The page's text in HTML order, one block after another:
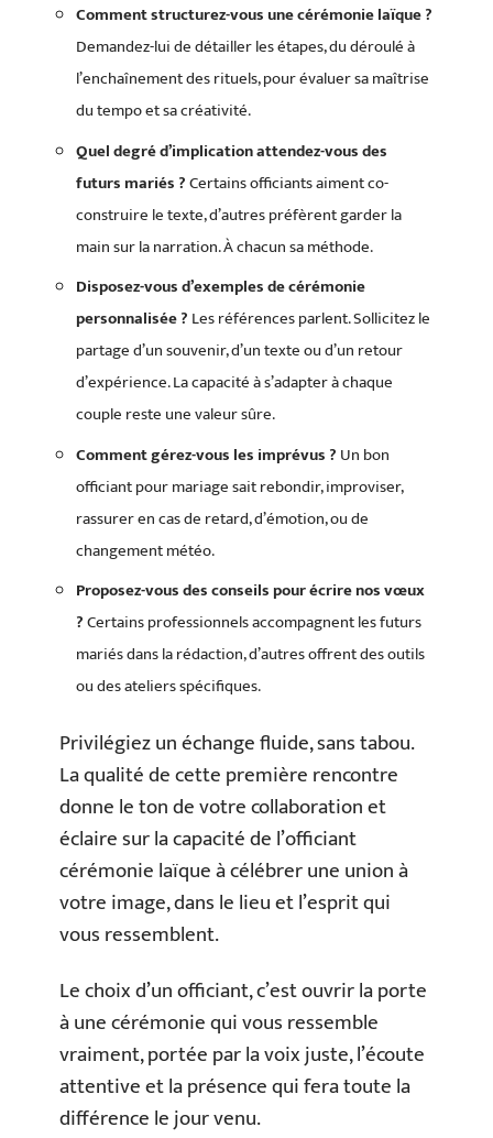
Comment structurez-vous une cérémonie laïque ?
Demandez-lui de détailler les étapes, du déroulé à
l’enchaînement des rituels, pour évaluer sa maîtrise
du tempo et sa créativité.
Quel degré d’implication attendez-vous des
futurs mariés ?Certains officiants aiment co-
construire le texte, d’autres préfèrent garder la
main sur la narration. À chacun sa méthode.
Disposez-vous d’exemples de cérémonie
personnalisée ? Les références parlent. Sollicitez le
partage d’un souvenir, d’un texte ou d’un retour
d’expérience. La capacité à s’adapter à chaque
couple reste une valeur sûre.
Comment gérez-vous les imprévus ? Un bon
officiant pour mariage sait rebondir, improviser,
rassurer en cas de retard, d’émotion, ou de
changement météo.
Proposez-vous des conseils pour écrire nos vœux
?Certains professionnels accompagnent les futurs
mariés dans la rédaction, d’autres offrent des outils
ou des ateliers spécifiques.
Privilégiez un échange fluide, sans tabou.
La qualité de cette première rencontre
donne le ton de votre collaboration et
éclaire sur la capacité de l’officiant
cérémonie laïque à célébrer une union à
votre image, dans le lieu et l’esprit qui
vous ressemblent.
Le choix d’un officiant, c’est ouvrir la porte
à une cérémonie qui vous ressemble
vraiment, portée par la voix juste, l’écoute
attentive et la présence qui fera toute la
différence le jour venu.